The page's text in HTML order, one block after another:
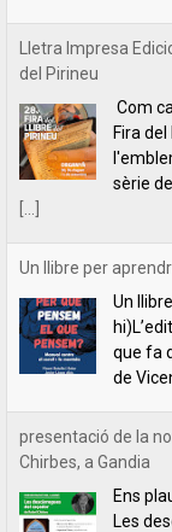
Un llibre per
Un
que fa
de
presentació de la
Chirbes, a Gandia
Ens
Les
INDILLETRES 2023.
És el
Llibre